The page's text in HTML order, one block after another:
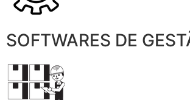
SOFTWARES DE